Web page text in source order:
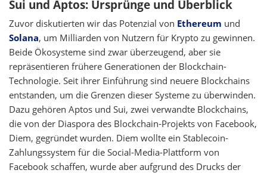
Sui und Aptos: Ursprünge und Überblick
Zuvor diskutierten wir das Potenzial von Ethereum und
Solana, um Milliarden von Nutzern für Krypto zu gewinnen.
Beide Ökosysteme sind zwar überzeugend, aber sie
repräsentieren frühere Generationen der Blockchain-
Technologie. Seit ihrer Einführung sind neuere Blockchains
entstanden, um die Grenzen dieser Systeme zu überwinden.
Dazu gehören Aptos und Sui, zwei verwandte Blockchains,
die von der Diaspora des Blockchain-Projekts von Facebook,
Diem, gegründet wurden. Diem wollte ein Stablecoin-
Zahlungssystem für die Social-Media-Plattform von
Facebook schaffen, wurde aber aufgrund des Drucks der